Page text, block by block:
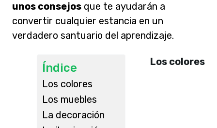
unos consejos que te ayudarán a
convertir cualquier estancia en un
verdadero santuario del aprendizaje.
Índice
Los colores
Los muebles
La decoración
Los colores